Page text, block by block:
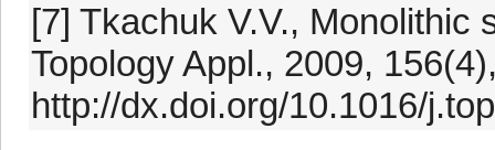
[7] Tkachuk V.V.,
Topology Appl., 2009,
http://dx.doi.org/10.1016/